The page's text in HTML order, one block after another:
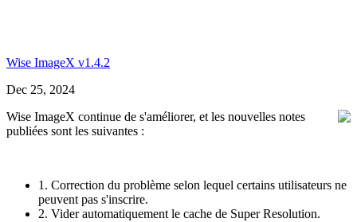
Wise ImageX v1.4.2
Dec 25, 2024
Wise ImageX continue de s'améliorer, et les nouvelles notes
publiées sont les suivantes :
1. Correction du problème selon lequel certains utilisateurs ne
peuvent pas s'inscrire.
2. Vider automatiquement le cache de Super Resolution.